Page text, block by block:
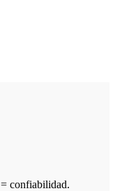
confiabilidad.